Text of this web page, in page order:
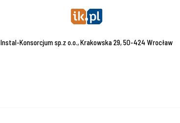
Instal-Konsorcjum sp.z o.o., Krakowska 29, 50-424 Wrocław